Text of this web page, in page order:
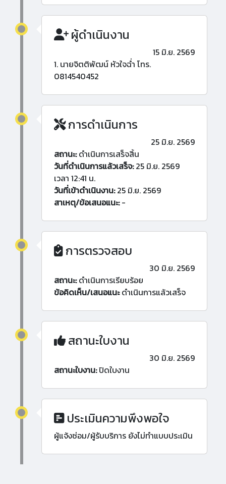
ผู้ดำเนินงาน
15 มิ.ย. 2569
1. นายจิตติพัฒน์ หัวใจฉ่ำ โทร.
0814540452
การดำเนินการ
25 มิ.ย. 2569
สถานะ:ดำเนินการเสร็จสิ้น
วันที่ดำเนินการแล้วเสร็จ:25 มิ.ย. 2569
เวลา 12:41 น.
วันที่เข้าดำเนินงาน:25 มิ.ย. 2569
สาเหตุ/ข้อเสนอแนะ:-
การตรวจสอบ
30 มิ.ย. 2569
สถานะ:ดำเนินการเรียบร้อย
ข้อคิดเห็น/เสนอแนะดำเนินการแล้วเสร็จ
สถานะใบงาน
30 มิ.ย. 2569
สถานะใบงาน:ปิดใบงาน
ประเมินความพึงพอใจ
ผู้แจ้งซ่อม/ผู้รับบริการ ยังไม่ทำแบบประเมิน